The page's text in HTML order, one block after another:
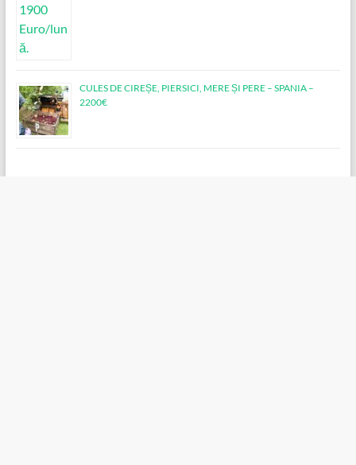
CULES DE CIREȘE, PIERSICI, MERE ȘI PERE – SPANIA –
2200€